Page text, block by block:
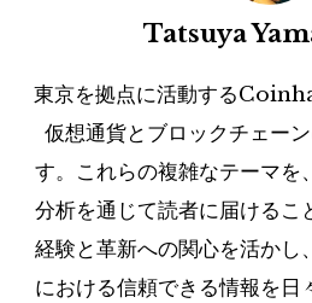
Tatsuya
東京を拠点に活動する
仮想通貨とブロックチェー
す。これらの複雑なテーマを
分析を通じて読者に届けるこ
経験と革新への関心を活かし
における信頼できる情報を日